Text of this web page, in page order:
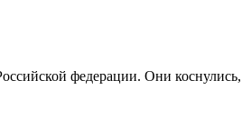
федерации. Они